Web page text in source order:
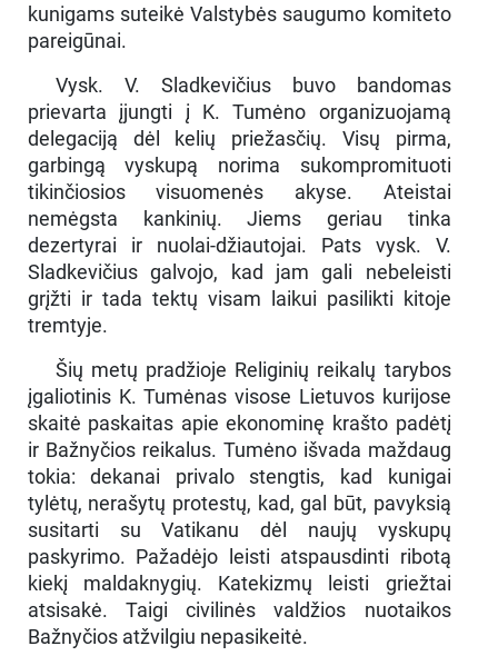
kunigams suteikė Valstybės saugumo komiteto
pareigūnai.
Vysk. V. Sladkevičius buvo bandomas
prievarta įjungti į K. Tumėno organizuojamą
delegaciją dėl kelių priežasčių. Visų pirma,
garbingą vyskupą norima sukompromituoti
tikinčiosios visuomenės akyse. Ateistai
nemėgsta kankinių. Jiems geriau tinka
dezertyrai ir nuolai-džiautojai. Pats vysk. V.
Sladkevičius galvojo, kad jam gali nebeleisti
grįžti ir tada tektų visam laikui pasilikti kitoje
tremtyje.
Šių metų pradžioje Religinių reikalų tarybos
įgaliotinis K. Tumėnas visose Lietuvos kurijose
skaitė paskaitas apie ekonominę krašto padėtį
ir Bažnyčios reikalus. Tumėno išvada maždaug
tokia: dekanai privalo stengtis, kad kunigai
tylėtų, nerašytų protestų, kad, gal būt, pavyksią
susitarti su Vatikanu dėl naujų vyskupų
paskyrimo. Pažadėjo leisti atspausdinti ribotą
kiekį maldaknygių. Katekizmų leisti griežtai
atsisakė. Taigi civilinės valdžios nuotaikos
Bažnyčios atžvilgiu nepasikeitė.